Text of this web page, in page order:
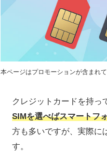
本ページはプロモーションが含まれて
クレジットカードを持っ
SIMを選べばスマートフ
方も多いですが、実際に
す。